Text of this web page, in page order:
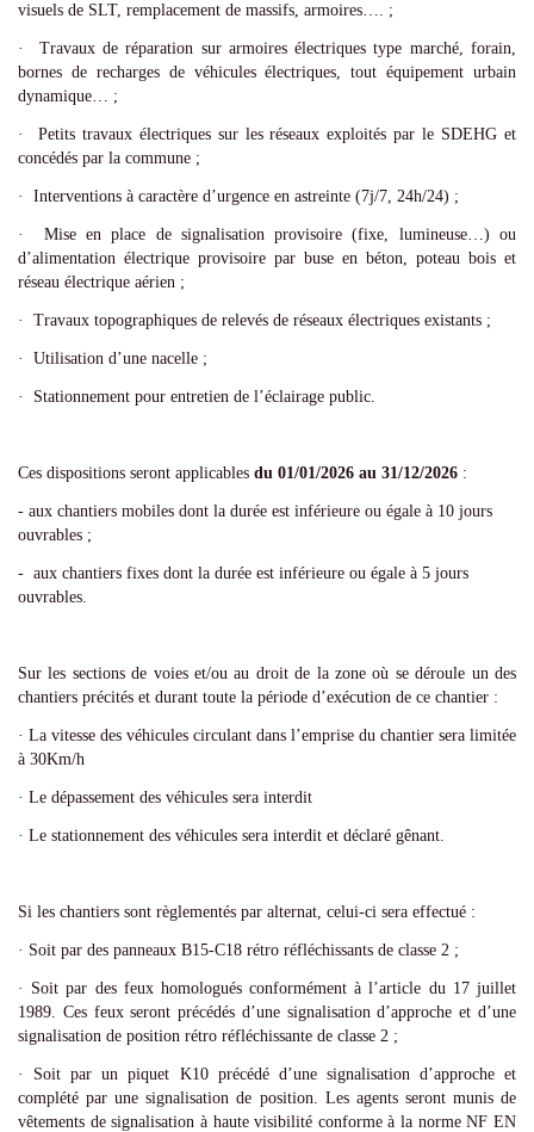
visuels de SLT, remplacement de massifs, armoires…. ;
· Travaux de réparation sur armoires électriques type marché, forain,
bornes de recharges de véhicules électriques, tout équipement urbain
dynamique… ;
· Petits travaux électriques sur les réseaux exploités par le SDEHG et
concédés par la commune ;
· Interventions à caractère d’urgence en astreinte (7j/7, 24h/24) ;
· Mise en place de signalisation provisoire (fixe, lumineuse…) ou
d’alimentation électrique provisoire par buse en béton, poteau bois et
réseau électrique aérien ;
· Travaux topographiques de relevés de réseaux électriques existants ;
· Utilisation d’une nacelle ;
· Stationnement pour entretien de l’éclairage public.
Ces dispositions seront applicables du 01/01/2026 au 31/12/2026 :
- aux chantiers mobiles dont la durée est inférieure ou égale à 10 jours
ouvrables ;
- aux chantiers fixes dont la durée est inférieure ou égale à 5 jours
ouvrables.
Sur les sections de voies et/ou au droit de la zone où se déroule un des
chantiers précités et durant toute la période d’exécution de ce chantier :
· La vitesse des véhicules circulant dans l’emprise du chantier sera limitée
à 30Km/h
· Le dépassement des véhicules sera interdit
· Le stationnement des véhicules sera interdit et déclaré gênant.
Si les chantiers sont règlementés par alternat, celui-ci sera effectué :
· Soit par des panneaux B15-C18 rétro réfléchissants de classe 2 ;
· Soit par des feux homologués conformément à l’article du 17 juillet
1989. Ces feux seront précédés d’une signalisation d’approche et d’une
signalisation de position rétro réfléchissante de classe 2 ;
· Soit par un piquet K10 précédé d’une signalisation d’approche et
complété par une signalisation de position. Les agents seront munis de
vêtements de signalisation à haute visibilité conforme à la norme NF EN